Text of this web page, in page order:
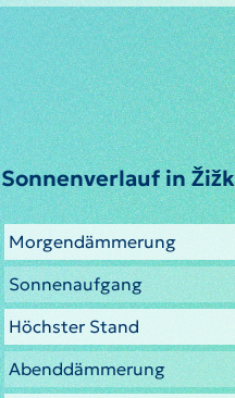
Sonnenverlauf in
Morgendämmerung
Sonnenaufgang
Höchster Stand
Abenddämmerung